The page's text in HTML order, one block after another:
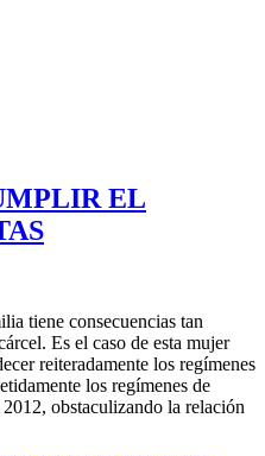
EL
tiene consecuencias tan
Es el caso de esta mujer
reiteradamente los regímenes
los regímenes de
obstaculizando la relación